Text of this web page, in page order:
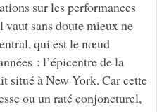
sur les performances
vaut sans doute mieux ne
qui est le nœud
: l’épicentre de la
situé à New York. Car cette
ou un raté conjoncturel,